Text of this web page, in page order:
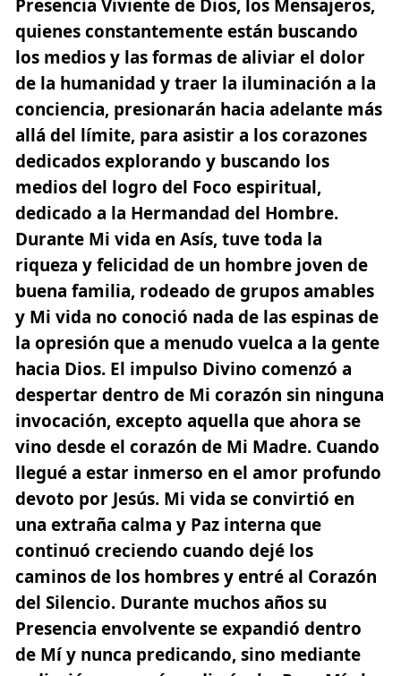
Presencia Viviente de Dios, los Mensajeros,
quienes constantemente están buscando
los medios y las formas de aliviar el dolor
de la humanidad y traer la iluminación a la
conciencia, presionarán hacia adelante más
allá del límite, para asistir a los corazones
dedicados explorando y buscando los
medios del logro del Foco espiritual,
dedicado a la Hermandad del Hombre.
Durante Mi vida en Asís, tuve toda la
riqueza y felicidad de un hombre joven de
buena familia, rodeado de grupos amables
y Mi vida no conoció nada de las espinas de
la opresión que a menudo vuelca a la gente
hacia Dios. El impulso Divino comenzó a
despertar dentro de Mi corazón sin ninguna
invocación, excepto aquella que ahora se
vino desde el corazón de Mi Madre. Cuando
llegué a estar inmerso en el amor profundo
devoto por Jesús. Mi vida se convirtió en
una extraña calma y Paz interna que
continuó creciendo cuando dejé los
caminos de los hombres y entré al Corazón
del Silencio. Durante muchos años su
Presencia envolvente se expandió dentro
de Mí y nunca predicando, sino mediante